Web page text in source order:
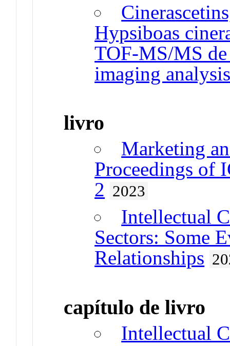
Hypsiboas
TOF-MS/MS de
imaging
livro
Marketing
Proceedings of
2 2023
Intellectual
Sectors: Some
Relationships
capítulo de livro
Intellectual